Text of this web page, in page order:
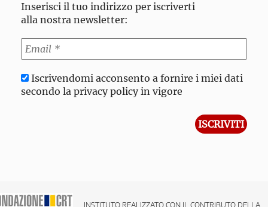
Inserisci il tuo indirizzo per iscriverti
alla nostra newsletter:
Iscrivendomi acconsento a fornire i miei dati
secondo la privacy policy in vigore
INSTITUTO REALIZZATO CON IL CONTRIBUTO DELLA